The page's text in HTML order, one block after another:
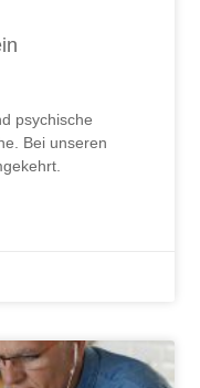
psychische
Bei unseren